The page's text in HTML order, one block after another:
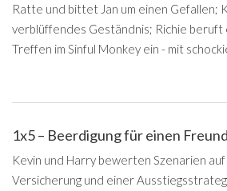
Ratte und bittet Jan um einen Gefallen;
verblüffendes Geständnis; Richie
Treffen im Sinful Monkey ein - mit
1x5 – Beerdigung für einen Freund
Kevin und Harry bewerten Szenarien
Versicherung und einer